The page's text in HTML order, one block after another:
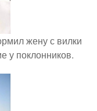
жену с вилки
у поклонников.